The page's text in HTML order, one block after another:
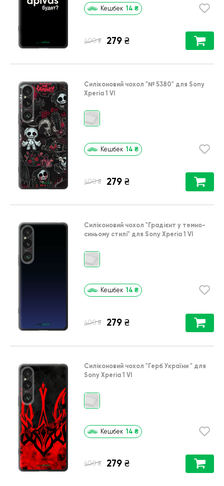
Кешбек 14 ₴
400 ₴ 279 ₴
Силіконовий чохол "№ 5380" для Sony
Xperia 1 VI
Кешбек 14 ₴
400 ₴ 279 ₴
Силіконовий чохол "Градієнт у темно-
синьому стилі" для Sony Xperia 1 VI
Кешбек 14 ₴
400 ₴ 279 ₴
Силіконовий чохол "Герб України " для
Sony Xperia 1 VI
Кешбек 14 ₴
400 ₴ 279 ₴